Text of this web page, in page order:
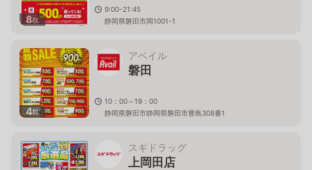
8枚
9:00-21:45
静岡県磐田市岡1001-1
4枚
アベイル
磐田
10：00～19：00
静岡県磐田市静岡県磐田市豊島308番1
スギドラッグ
上岡田店